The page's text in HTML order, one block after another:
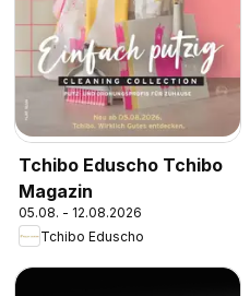
Tchibo Eduscho Tchibo
Magazin
05.08. - 12.08.2026
Tchibo Eduscho